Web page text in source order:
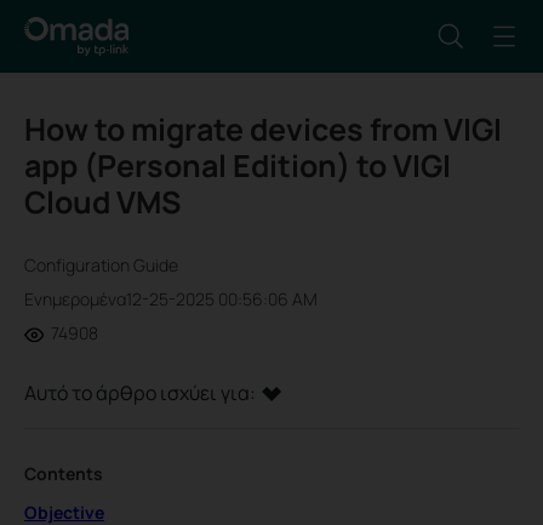
How to migrate devices from VIGI
app (Personal Edition) to VIGI
Cloud VMS
Configuration Guide
Ενημερομένα12-25-2025 00:56:06 AM
74908
Αυτό το άρθρο ισχύει για:
Contents
Objective